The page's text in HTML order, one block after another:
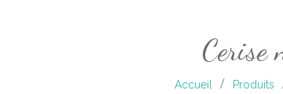
Cerise
Accueil Produits